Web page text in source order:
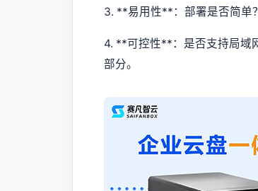
3. **易用性**：部署是否简单
4. **可控性**：是否支持局域
部分。